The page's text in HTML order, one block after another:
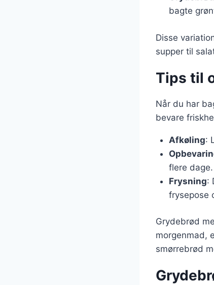
bagte
Disse
supper til
Tips til
Når du har
bevare
Afkøling:
flere dage.
Frysning:
frysepose
Grydebrød
morgenmad,
smørrebrød